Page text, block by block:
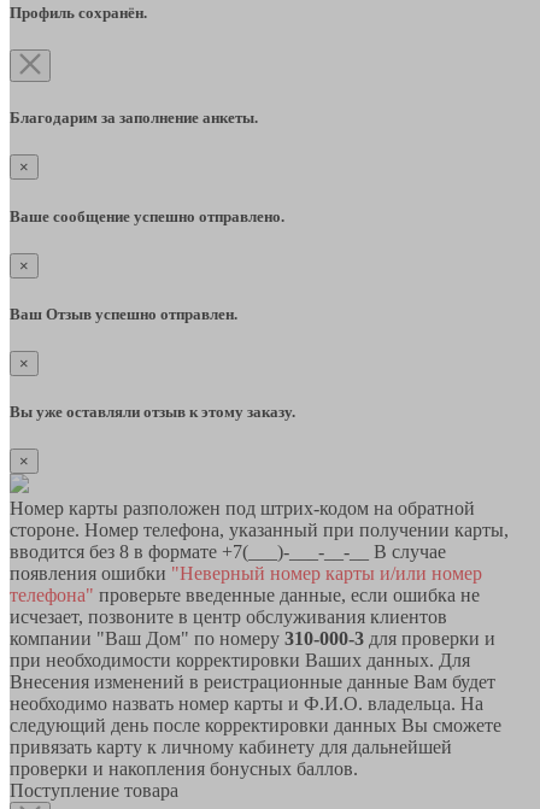
Профиль сохранён.
Благодарим за заполнение анкеты.
×
Ваше сообщение успешно отправлено.
×
Ваш Отзыв успешно отправлен.
×
Вы уже оставляли отзыв к этому заказу.
×
Номер карты разположен под штрих-кодом на обратной
стороне. Номер телефона, указанный при получении карты,
вводится без 8 в формате +7(___)-___-__-__ В случае
появления ошибки "Неверный номер карты и/или номер
телефона" проверьте введенные данные, если ошибка не
исчезает, позвоните в центр обслуживания клиентов
компании "Ваш Дом" по номеру 310-000-3 для проверки и
при необходимости корректировки Ваших данных. Для
Внесения изменений в реистрационные данные Вам будет
необходимо назвать номер карты и Ф.И.О. владельца. На
следующий день после корректировки данных Вы сможете
привязать карту к личному кабинету для дальнейшей
проверки и накопления бонусных баллов.
Поступление товара